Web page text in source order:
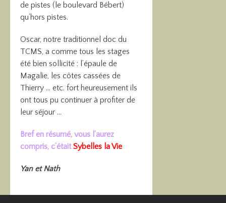
de pistes (le boulevard Bébert)
qu’hors pistes.
Oscar, notre traditionnel doc du
TCMS, a comme tous les stages
été bien sollicité : l’épaule de
Magalie, les côtes cassées de
Thierry … etc. fort heureusement ils
ont tous pu continuer à profiter de
leur séjour …
Bref en résumé, vous l’aurez
compris, c’était Sybelles la Vie
Yan et Nath